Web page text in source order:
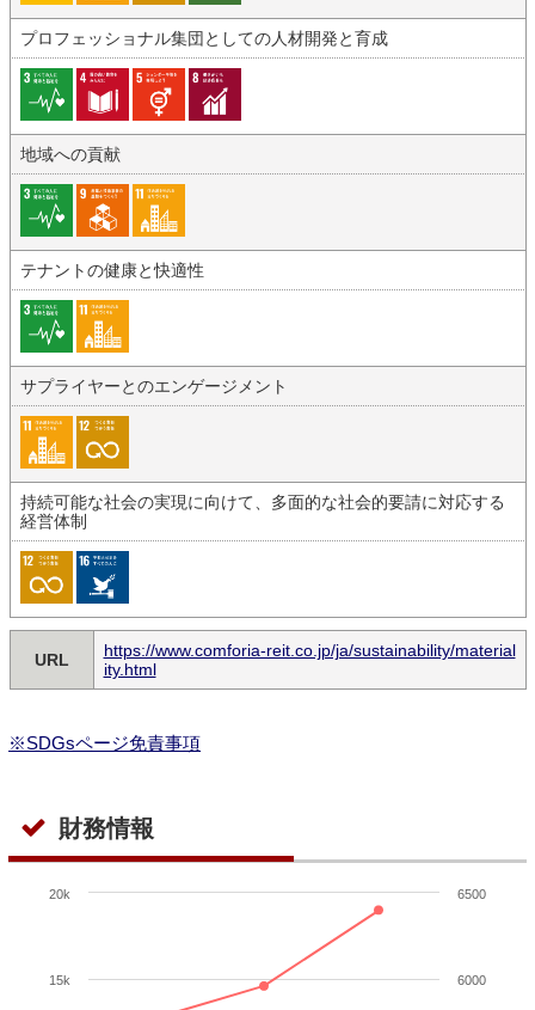
プロフェッショナル集団としての人材開発と育成
地域への貢献
テナントの健康と快適性
サプライヤーとのエンゲージメント
持続可能な社会の実現に向けて、多面的な社会的要請に対応する
経営体制
URL
https://www.comforia-reit.co.jp/ja/sustainability/material
ity.html
※SDGsページ免責事項
財務情報
15k
20k
6000
6500